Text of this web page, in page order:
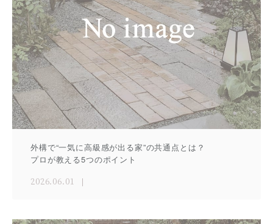
外構で“一気に高級感が出る家”の共通点とは？
プロが教える5つのポイント
2026.06.01